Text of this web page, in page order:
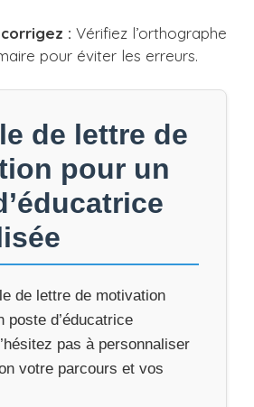
: Vérifiez l’orthographe
pour éviter les erreurs.
de lettre de
pour un
de lettre de motivation
poste d’éducatrice
pas à personnaliser
votre parcours et vos